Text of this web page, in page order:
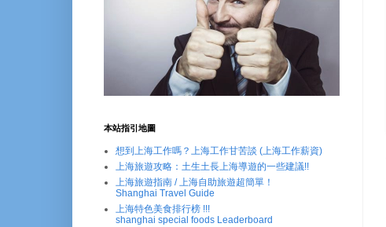
本站指引地圖
想到上海工作嗎？上海工作甘苦談 (上海工作薪資)
上海旅遊攻略：土生土長上海導遊的一些建議!!
上海旅遊指南 / 上海自助旅遊超簡單！
Shanghai Travel Guide
上海特色美食排行榜 !!!
shanghai special foods Leaderboard